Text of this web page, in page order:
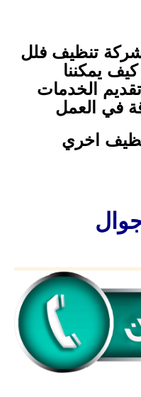
بنا 0507273739 شركة تنظيف فلل
يمكننا
الخدمات
في العمل
اخري